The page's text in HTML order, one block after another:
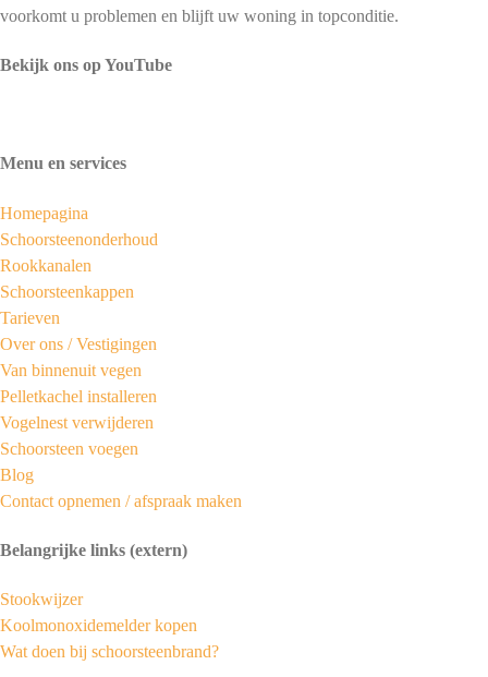
voorkomt u problemen en blijft uw woning in topconditie.
Bekijk ons op YouTube
Menu en services
Homepagina
Schoorsteenonderhoud
Rookkanalen
Schoorsteenkappen
Tarieven
Over ons /Vestigingen
Van binnenuit vegen
Pelletkachel installeren
Vogelnest verwijderen
Schoorsteen voegen
Blog
Contact opnemen / afspraak maken
Belangrijke links (extern)
Stookwijzer
Koolmonoxidemelder kopen
Wat doen bij schoorsteenbrand?